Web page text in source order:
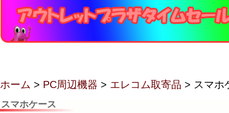
ホーム > PC周辺機器 > エレコム取寄品 > スマホ
スマホケース